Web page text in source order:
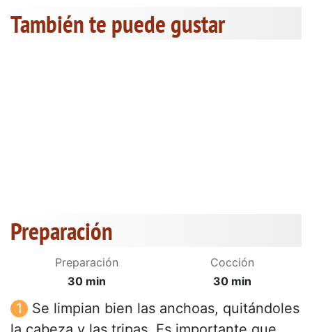
También te puede gustar
Preparación
Preparación
30 min
Cocción
30 min
Se limpian bien las anchoas, quitándoles